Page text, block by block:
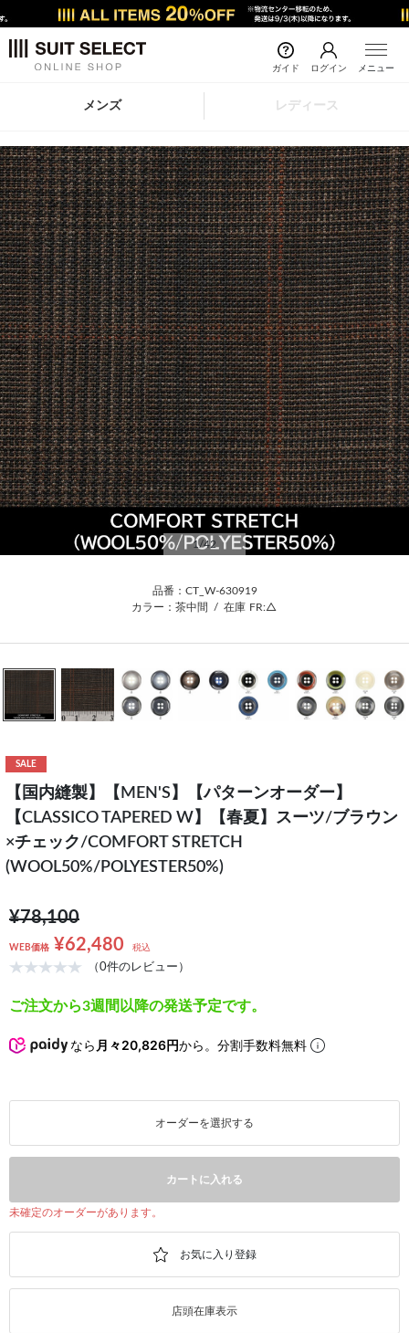
ガイド ログイン メニュー
メンズ レディース
前の画像 次
1/42
品番：CT_W-630919
カラー：茶中間
/ 在庫 FR:△
SALE
【国内縫製】【MEN'S】【パターンオーダー】
【CLASSICO TAPERED W】【春夏】スーツ/ブラウン
×チェック/COMFORT STRETCH
(WOOL50%/POLYESTER50%)
¥78,100
WEB価格 ¥62,480 税込
（0件のレビュー）
ご注文から3週間以降の発送予定です。
なら 月々20,826円から。分割手数料無料
オーダーを選択する
カートに入れる
未確定のオーダーがあります。
店頭在庫表示